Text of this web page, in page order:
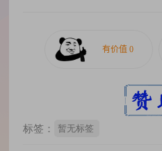
标签： 暂无标签